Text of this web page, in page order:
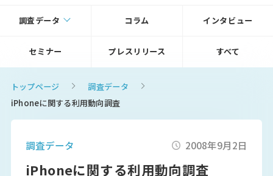
調査データ コラム インタビュー
セミナー プレスリリース すべて
トップページ
調査データ
iPhoneに関する利用動向調査
調査データ 2008年9月2日
iPhoneに関する利用動向調査